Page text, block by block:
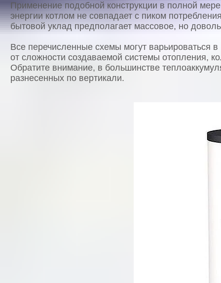
Применение подобной конструкции в полной
энергии котлом не совпадает с пиком
бытовой уклад предполагает массовое, но
Все перечисленные схемы могут варьироваться
от сложности создаваемой системы отопления,
Обратите внимание, в большинстве
разнесенных по вертикали.